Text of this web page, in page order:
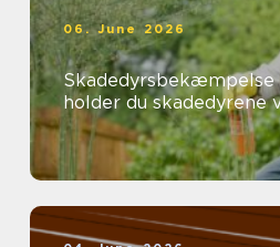
06. June 2026
Skadedyrsbekæmpelse
holder du